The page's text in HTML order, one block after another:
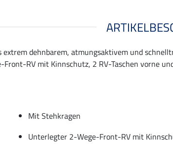
dehnbarem, atmungsaktivem und
RV mit Kinnschutz, 2 RV-Taschen vorne
Mit Stehkragen
Unterlegter 2-Wege-Front-RV mit